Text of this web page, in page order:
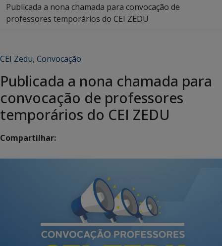
Publicada a nona chamada para convocação de
professores temporários do CEI ZEDU
CEI Zedu, Convocação
Publicada a nona chamada para
convocação de professores
temporários do CEI ZEDU
Compartilhar: